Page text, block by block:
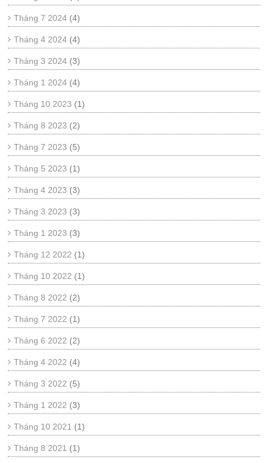
Tháng 7 2024 (4)
Tháng 4 2024 (4)
Tháng 3 2024 (3)
Tháng 1 2024 (4)
Tháng 10 2023 (1)
Tháng 8 2023 (2)
Tháng 7 2023 (5)
Tháng 5 2023 (1)
Tháng 4 2023 (3)
Tháng 3 2023 (3)
Tháng 1 2023 (3)
Tháng 12 2022 (1)
Tháng 10 2022 (1)
Tháng 8 2022 (2)
Tháng 7 2022 (1)
Tháng 6 2022 (2)
Tháng 4 2022 (4)
Tháng 3 2022 (5)
Tháng 1 2022 (3)
Tháng 10 2021 (1)
Tháng 8 2021 (1)